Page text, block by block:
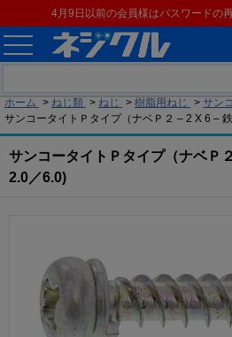
4月9日以前の会員様はパスワードの
ホーム > ねじ類 > ねじ > 樹脂用ねじ > サン
サンコータイトＰタイプ（ナベＰ２ – 2 X 6 –
サンコータイトＰタイプ（ナベＰ
2.0／6.0)